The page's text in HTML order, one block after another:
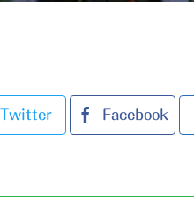
Twitter Facebook